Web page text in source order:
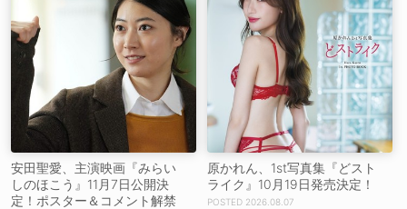
安田聖愛、主演映画『みらい
しのほこう』11月7日公開決
定！ポスター＆コメント解禁
原かれん、1st写真集『どスト
ライク』10月19日発売決定！
2026.08.07